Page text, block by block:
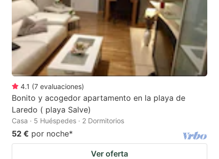
4.1 (7 evaluaciones)
Bonito y acogedor apartamento en la playa de
Laredo ( playa Salve)
Casa · 5 Huéspedes · 2 Dormitorios
52 € por noche*
Ver oferta